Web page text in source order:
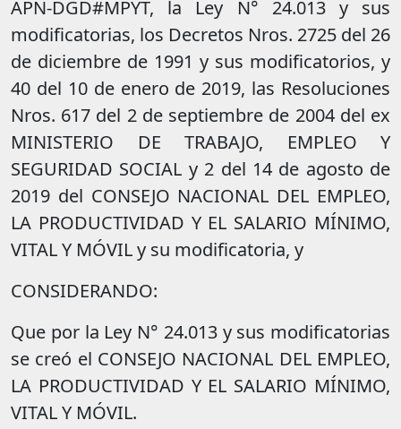
APN-DGD#MPYT, la Ley N° 24.013 y sus
modificatorias, los Decretos Nros. 2725 del 26
de diciembre de 1991 y sus modificatorios, y
40 del 10 de enero de 2019, las Resoluciones
Nros. 617 del 2 de septiembre de 2004 del ex
MINISTERIO DE TRABAJO, EMPLEO Y
SEGURIDAD SOCIAL y 2 del 14 de agosto de
2019 del CONSEJO NACIONAL DEL EMPLEO,
LA PRODUCTIVIDAD Y EL SALARIO MÍNIMO,
VITAL Y MÓVIL y su modificatoria, y
CONSIDERANDO:
Que por la Ley N° 24.013 y sus modificatorias
se creó el CONSEJO NACIONAL DEL EMPLEO,
LA PRODUCTIVIDAD Y EL SALARIO MÍNIMO,
VITAL Y MÓVIL.